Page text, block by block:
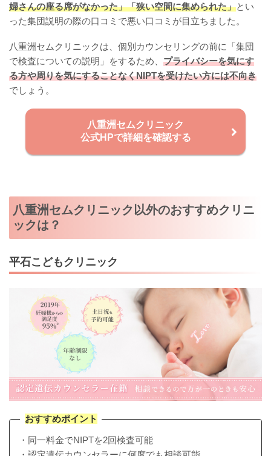
婦さんの座る席がなかった」「狭い空間に集められた」とい
った集団説明の際の口コミで悪い口コミが目立ちました。
八重洲セムクリニックは、個別カウンセリングの前に「集団
で検査についての説明」をするため、 プライバシーを気にす
る方や周りを気にすることなくNIPTを受けたい方には不向き
でしょう。
八重洲セムクリニック
公式HPで詳細を確認する
八重洲セムクリニック以外のおすすめクリニ
ックは？
平石こどもクリニック
おすすめポイント
・同一料金でNIPTを2回検査可能